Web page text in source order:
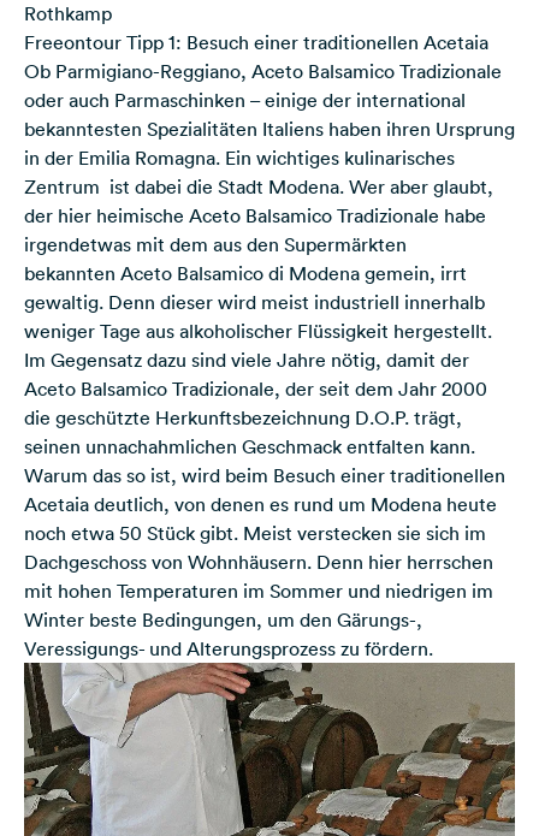
Rothkamp
Freeontour Tipp 1: Besuch einer traditionellen Acetaia
Ob Parmigiano-Reggiano, Aceto Balsamico Tradizionale
oder auch Parmaschinken – einige der international
bekanntesten Spezialitäten Italiens haben ihren Ursprung
in der Emilia Romagna. Ein wichtiges kulinarisches
Zentrum ist dabei die Stadt Modena. Wer aber glaubt,
der hier heimische Aceto Balsamico Tradizionale habe
irgendetwas mit dem aus den Supermärkten
bekannten Aceto Balsamico di Modena gemein, irrt
gewaltig. Denn dieser wird meist industriell innerhalb
weniger Tage aus alkoholischer Flüssigkeit hergestellt.
Im Gegensatz dazu sind viele Jahre nötig, damit der
Aceto Balsamico Tradizionale, der seit dem Jahr 2000
die geschützte Herkunftsbezeichnung D.O.P. trägt,
seinen unnachahmlichen Geschmack entfalten kann.
Warum das so ist, wird beim Besuch einer traditionellen
Acetaia deutlich, von denen es rund um Modena heute
noch etwa 50 Stück gibt. Meist verstecken sie sich im
Dachgeschoss von Wohnhäusern. Denn hier herrschen
mit hohen Temperaturen im Sommer und niedrigen im
Winter beste Bedingungen, um den Gärungs-,
Veressigungs- und Alterungsprozess zu fördern.